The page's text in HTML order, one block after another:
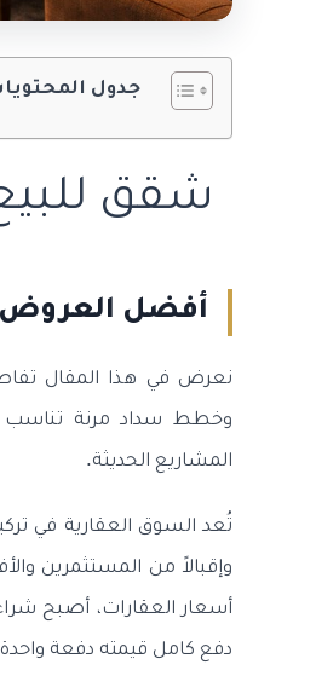
جدول
شقق
أفضل العروض
وخطط سداد مرنة تناسب
المشاريع الحديثة.
تُعد السوق العقارية في
وإقبالاً من المستثمرين
أسعار العقارات، أصبح
دفع كامل قيمته دفعة